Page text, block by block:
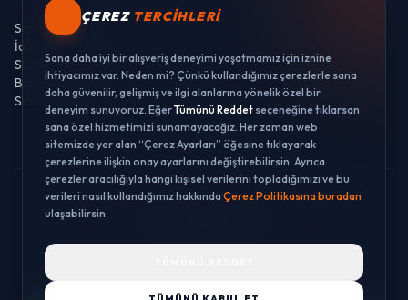
Sipariş Takibi
İade ve Değişim
Sıkça Sorulan Sorular
Banka Hesaplarımız
Sipariş Takibi
© 2026 LUSTWAY. TÜM HAKLARI SAKLIDIR.
ÇEREZ TERCIHLERI
Sana daha iyi bir alışveriş deneyimi yaşatmamız için iznine
ihtiyacımız var. Neden mi? Çünkü kullandığımız çerezlerle sana
daha güvenilir, gelişmiş ve ilgi alanlarına yönelik özel bir
deneyim sunuyoruz. EğerTümünü Reddet seçeneğine tıklarsan
sana özel hizmetimizi sunamayacağız. Her zaman web
sitemizde yer alan “Çerez Ayarları” öğesine tıklayarak
çerezlerine ilişkin onay ayarlarını değiştirebilirsin. Ayrıca
çerezler aracılığıyla hangi kişisel verilerini topladığımızı ve bu
verileri nasıl kullandığımız hakkındaÇerez Politikasına buradan
ulaşabilirsin.